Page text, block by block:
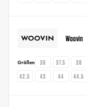
Woovin
Größen 36 37.5 38
42.5
43 44 44.5